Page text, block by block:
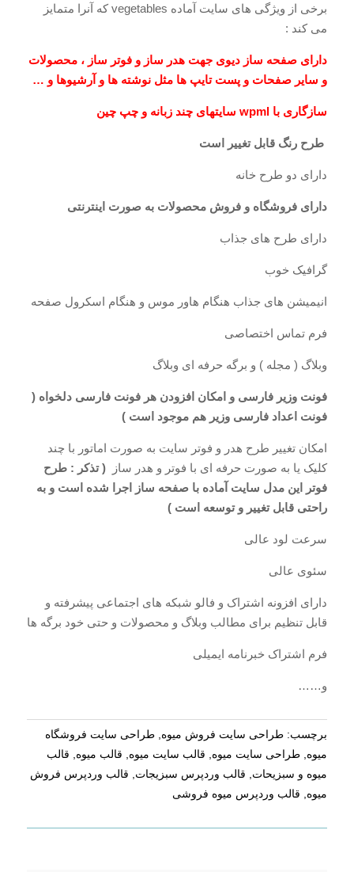
برخی از ویژگی های سایت آماده vegetables که آنرا متمایز
می کند :
دارای صفحه ساز دیوی جهت هدر ساز و فوتر ساز ، محصولات
و سایر صفحات و پست تایپ ها مثل نوشته ها و آرشیوها و …
سازگاری با wpml سایتهای چند زبانه و چپ چین
طرح رنگ قابل تغییر است
دارای دو طرح خانه
دارای فروشگاه و فروش محصولات به صورت اینترنتی
دارای طرح های جذاب
گرافیک خوب
انیمیشن های جذاب هنگام هاور موس و هنگام اسکرول صفحه
فرم تماس اختصاصی
وبلاگ ( مجله ) و برگه حرفه ای وبلاگ
فونت وزیر فارسی و امکان افزودن هر فونت فارسی دلخواه (
فونت اعداد فارسی وزیر هم موجود است )
امکان تغییر طرح هدر و فوتر سایت به صورت اماتور با چند
کلیک یا به صورت حرفه ای با فوتر و هدر ساز
( تذکر : طرح
فوتر این مدل سایت آماده با صفحه ساز اجرا شده است و به
راحتی قابل تغییر و توسعه است )
سرعت لود عالی
سئوی عالی
دارای افزونه اشتراک و فالو شبکه های اجتماعی پیشرفته و
قابل تنظیم برای مطالب وبلاگ و محصولات و حتی خود برگه ها
فرم اشتراک خبرنامه ایمیلی
و……
برچسب: طراحی سایت فروش میوه طراحی سایت فروشگاه
میوه طراحی سایت میوه قالب سایت میوه قالب میوه
قالب
میوه و سبزیحات
قالب وردپرس سبزیجات
قالب وردپرس فروش
میوه
قالب وردپرس میوه فروشی